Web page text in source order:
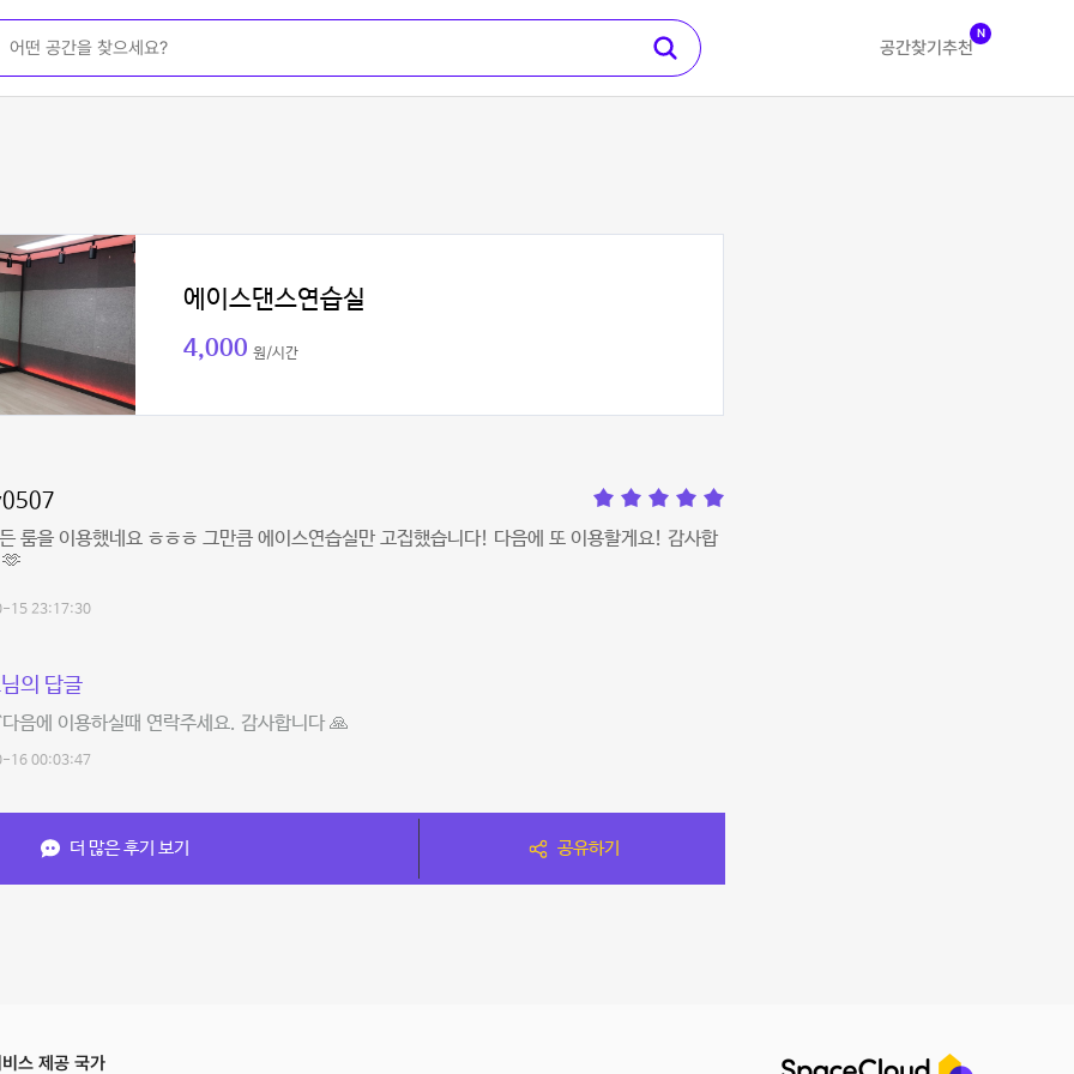
공간찾기 추천
N
에이스댄스연습실
4,000 원/시간
룸을 이용했네요 ㅎㅎㅎ 그만큼 에이스연습실만 고집했습니다! 다음에 또 이용할게요! 감사합
15 23:17:30
의 답글
음에 이용하실때 연락주세요. 감사합니다 🙏
16 00:03:47
더 많은 후기 보기 공유하기
스 제공 국가